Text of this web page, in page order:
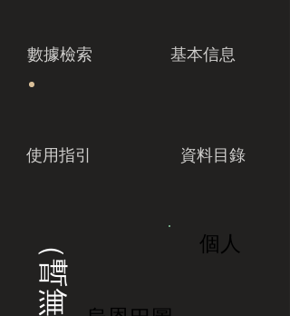
數據檢索 基本信息
使用指引 資料目錄
個人